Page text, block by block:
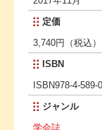
定価
3,740円（税込）
ISBN
ISBN978-4-589-
ジャンル
学会誌